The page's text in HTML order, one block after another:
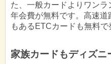
た、一般カードよりワンラ
年会費が無料です。高速道
もあるETCカードも無料で
家族カードもディズニ